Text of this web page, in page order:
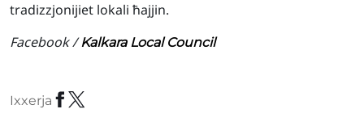
tradizzjonijiet lokali ħajjin.
Facebook /Kalkara Local Council
Ixxerja